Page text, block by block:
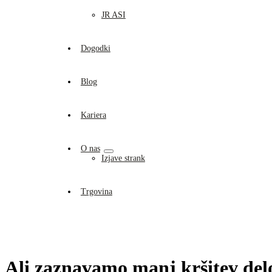
JR ASI
Dogodki
Blog
Kariera
O nas
Izjave strank
Trgovina